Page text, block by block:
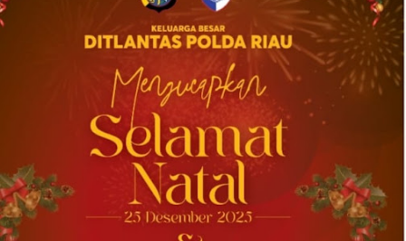
2026-08-01 00:27:35 Univar Solutions LLC
Univar Solutions Mengapresiasi Mitra
Transportasi Terbaik di Ajang Carrier
Awards Tahunan
DOWNERS GROVE, Illinois, Aug. 01, 2026
(GLOBE NEWSWIRE) -- Univar Solutions LLC
(“Univar Solutions” atau “Perusahaan”),
penyedia solusi global terkemuka bagi
pengguna bahan baku dan bahan kimia...